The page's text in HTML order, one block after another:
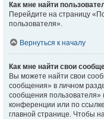
Как мне найти
Перейдите на страницу
пользователя».
Вернуться к началу
Как мне найти свои
Вы можете найти свои
сообщения» в личном
сообщения
конференции или по
главной странице. Чтобы